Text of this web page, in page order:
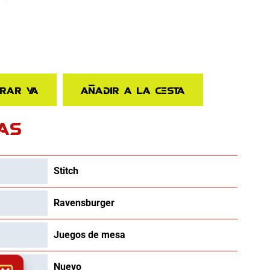
ya Añadir a la cesta
Stitch
Ravensburger
Juegos de mesa
Nuevo